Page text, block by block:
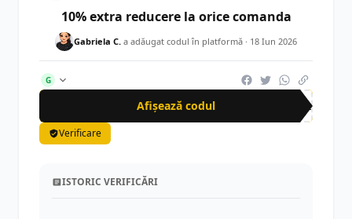
10% extra reducere la orice comanda
Gabriela C. a adăugat codul în platformă · 18 Iun 2026
G
Afișează codul ext
Verificare
ISTORIC VERIFICĂRI